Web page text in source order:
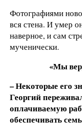
Фотографиями
вся стена. И умер
наверное, и сам
мученически.
«Мы
– Некоторые его
Георгий
оплачиваемую
обеспечивать